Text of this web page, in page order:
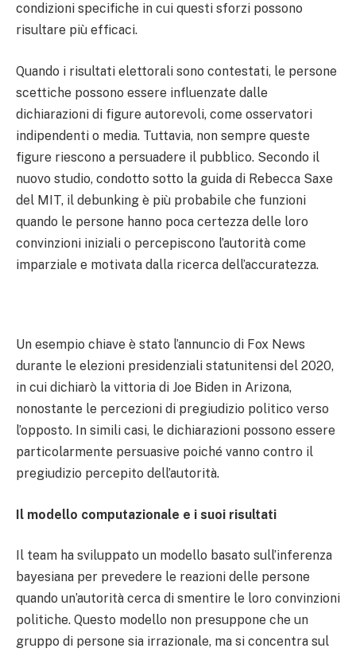
condizioni specifiche in cui questi sforzi possono
risultare più efficaci.
Quando i risultati elettorali sono contestati, le persone
scettiche possono essere influenzate dalle
dichiarazioni di figure autorevoli, come osservatori
indipendenti o media. Tuttavia, non sempre queste
figure riescono a persuadere il pubblico. Secondo il
nuovo studio, condotto sotto la guida di Rebecca Saxe
del MIT, il debunking è più probabile che funzioni
quando le persone hanno poca certezza delle loro
convinzioni iniziali o percepiscono l’autorità come
imparziale e motivata dalla ricerca dell’accuratezza.
Un esempio chiave è stato l’annuncio di Fox News
durante le elezioni presidenziali statunitensi del 2020,
in cui dichiarò la vittoria di Joe Biden in Arizona,
nonostante le percezioni di pregiudizio politico verso
l’opposto. In simili casi, le dichiarazioni possono essere
particolarmente persuasive poiché vanno contro il
pregiudizio percepito dell’autorità.
Il modello computazionale e i suoi risultati
Il team ha sviluppato un modello basato sull’inferenza
bayesiana per prevedere le reazioni delle persone
quando un’autorità cerca di smentire le loro convinzioni
politiche. Questo modello non presuppone che un
gruppo di persone sia irrazionale, ma si concentra sul